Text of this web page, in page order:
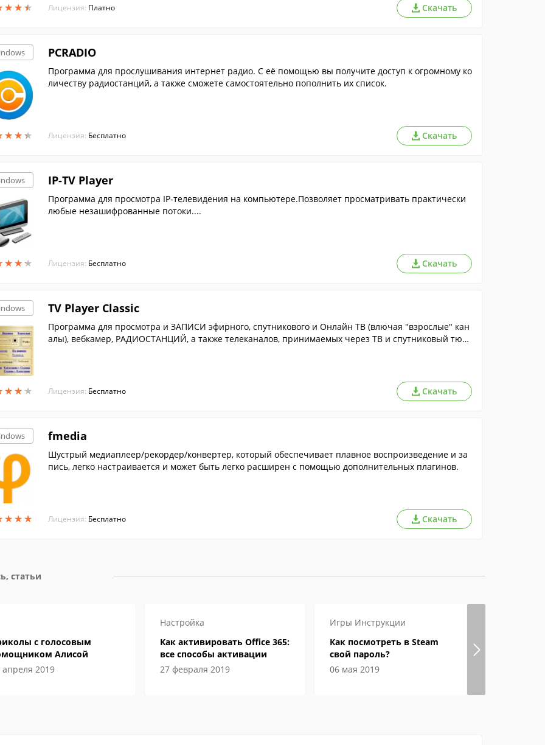
★★★
★★★ Лицензия: Платно Скачать
★★★
★★★
PCRADIO
Программа для прослушивания интернет радио. С её помощью вы получите доступ к огромному ко
личеству радиостанций, а также сможете самостоятельно пополнить их список.
Лицензия: Бесплатно Скачать
★★★
★★★
IP-TV Player
Программа для просмотра IP-телевидения на компьютере.Позволяет просматривать практически
любые незашифрованные потоки....
Лицензия: Бесплатно Скачать
★★★
★★★
TV Player Classic
Программа для просмотра и ЗАПИСИ эфирного, спутникового и Онлайн ТВ (влючая "взрослые" кан
алы), вебкамер, РАДИОСТАНЦИЙ, а также телеканалов, принимаемых через ТВ и спутниковый тюн
Лицензия: Бесплатно Скачать
★★★
★★★
fmedia
Шустрый медиаплеер/рекордер/конвертер, который обеспечивает плавное воспроизведение и за
пись, легко настраивается и может быть легко расширен с помощью дополнительных плагинов.
Лицензия: Бесплатно Скачать
статьи
с голосовым
Алисой
апреля 2019
Настройка
Как активировать Office 365:
все способы активации
27 февраля 2019
Игры Инструкции
Как посмотреть в Steam
свой пароль?
06 мая 2019